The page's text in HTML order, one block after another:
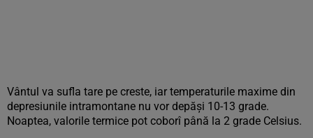
Vântul va sufla tare pe creste, iar temperaturile maxime din
depresiunile intramontane nu vor depăși 10-13 grade.
Noaptea, valorile termice pot coborî până la 2 grade Celsius.